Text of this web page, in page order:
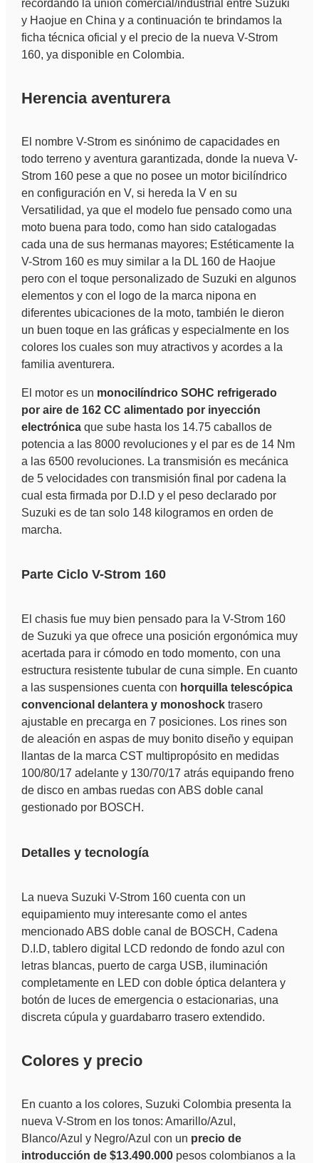
recordando la unión comercial/industrial entre Suzuki
y Haojue en China y a continuación te brindamos la
ficha técnica oficial y el precio de la nueva V-Strom
160, ya disponible en Colombia.
Herencia aventurera
El nombre V-Strom es sinónimo de capacidades en
todo terreno y aventura garantizada, donde la nueva V-
Strom 160 pese a que no posee un motor bicilíndrico
en configuración en V, si hereda la V en su
Versatilidad, ya que el modelo fue pensado como una
moto buena para todo, como han sido catalogadas
cada una de sus hermanas mayores; Estéticamente la
V-Strom 160 es muy similar a la DL 160 de Haojue
pero con el toque personalizado de Suzuki en algunos
elementos y con el logo de la marca nipona en
diferentes ubicaciones de la moto, también le dieron
un buen toque en las gráficas y especialmente en los
colores los cuales son muy atractivos y acordes a la
familia aventurera.
El motor es un monocilíndrico SOHC refrigerado
por aire de 162 CC alimentado por inyección
electrónicaque sube hasta los 14.75 caballos de
potencia a las 8000 revoluciones y el par es de 14 Nm
a las 6500 revoluciones. La transmisión es mecánica
de 5 velocidades con transmisión final por cadena la
cual esta firmada por D.I.D y el peso declarado por
Suzuki es de tan solo 148 kilogramos en orden de
marcha.
Parte Ciclo V-Strom 160
El chasis fue muy bien pensado para la V-Strom 160
de Suzuki ya que ofrece una posición ergonómica muy
acertada para ir cómodo en todo momento, con una
estructura resistente tubular de cuna simple. En cuanto
a las suspensiones cuenta con horquilla telescópica
convencional delantera y monoshocktrasero
ajustable en precarga en 7 posiciones. Los rines son
de aleación en aspas de muy bonito diseño y equipan
llantas de la marca CST multipropósito en medidas
100/80/17 adelante y 130/70/17 atrás equipando freno
de disco en ambas ruedas con ABS doble canal
gestionado por BOSCH.
Detalles y tecnología
La nueva Suzuki V-Strom 160 cuenta con un
equipamiento muy interesante como el antes
mencionado ABS doble canal de BOSCH, Cadena
D.I.D, tablero digital LCD redondo de fondo azul con
letras blancas, puerto de carga USB, iluminación
completamente en LED con doble óptica delantera y
botón de luces de emergencia o estacionarias, una
discreta cúpula y guardabarro trasero extendido.
Colores y precio
En cuanto a los colores, Suzuki Colombia presenta la
nueva V-Strom en los tonos: Amarillo/Azul,
Blanco/Azul y Negro/Azul con un precio de
introducción de $13.490.000pesos colombianos a la